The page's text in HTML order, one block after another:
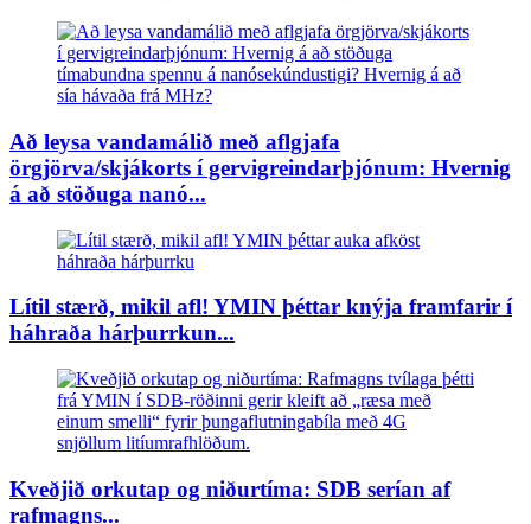
Að leysa vandamálið með aflgjafa
örgjörva/skjákorts í gervigreindarþjónum: Hvernig
á að stöðuga nanó...
Lítil stærð, mikil afl! YMIN þéttar knýja framfarir í
háhraða hárþurrkun...
Kveðjið orkutap og niðurtíma: SDB serían af
rafmagns...